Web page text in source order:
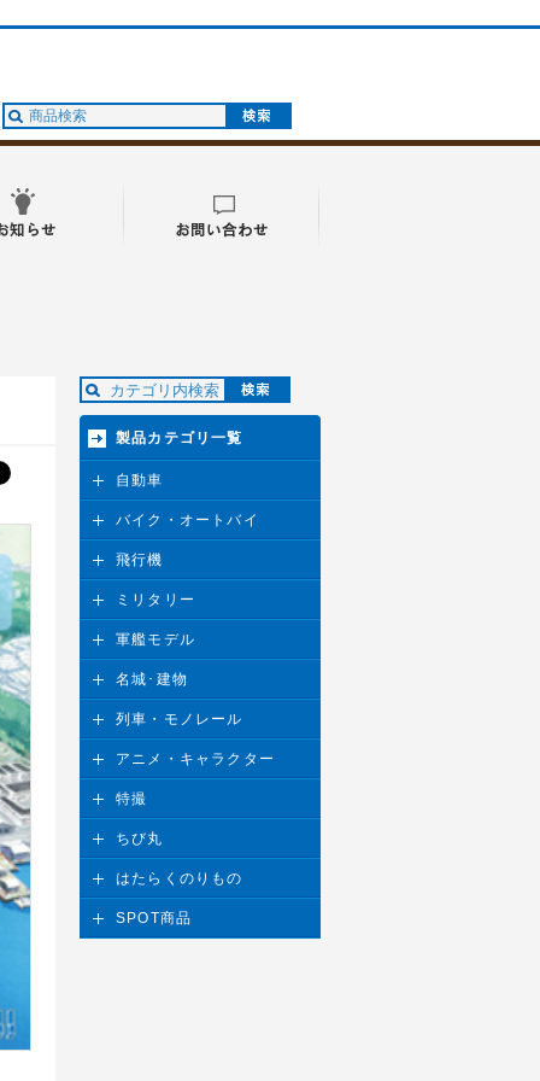
製品カテゴリ一覧
自動車
バイク・オートバイ
飛行機
ミリタリー
軍艦モデル
名城･建物
列車・モノレール
アニメ・キャラクター
特撮
ちび丸
はたらくのりもの
SPOT商品